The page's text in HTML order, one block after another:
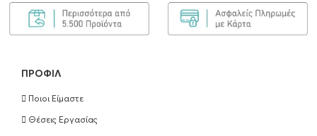
ΠΡΟΦΊΛ
Ποιοι Είμαστε
Θέσεις Εργασίας